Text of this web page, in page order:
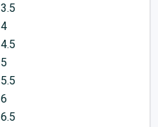
3.5
4
4.5
5
5.5
6
6.5